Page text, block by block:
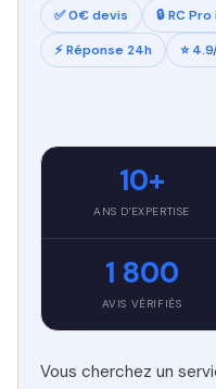
✅ 0€ devis 🔒 RC
⚡ Réponse 24h
⭐
10+
ANS D'EXPERTISE
1 800
AVIS VÉRIFIÉS
Vous cherchez un